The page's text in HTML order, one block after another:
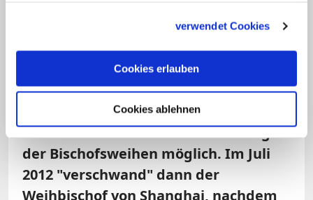
verwendet Cookies
Cookies erlauben
Cookies ablehnen
karitatives Engagement sichtbar machen.
Noch vor einigen Jahren sah es
so aus, als wäre eine Aussöhnung
zwischen Vatikan und
Kommunistischer Partei in der Frage
der Bischofsweihen möglich. Im Juli
2012 "verschwand" dann der
Weihbischof von Shanghai, nachdem